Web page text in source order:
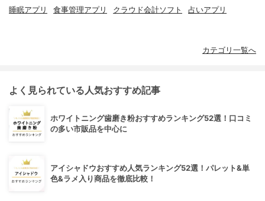
睡眠アプリ 食事管理アプリ クラウド会計ソフト 占いアプリ
カテゴリ一覧へ
よく見られている人気おすすめ記事
ホワイトニング歯磨き粉おすすめランキング52選！口コミ
の多い市販品を中心に
アイシャドウおすすめ人気ランキング52選！パレット&単
色&ラメ入り商品を徹底比較！